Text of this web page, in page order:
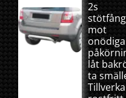
2s
mot
onödiga
låt
ta